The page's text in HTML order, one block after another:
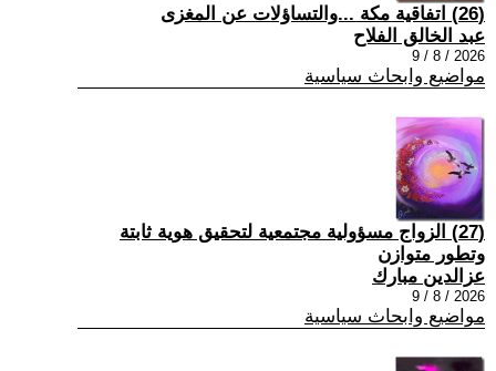
(26) اتفاقية مكة ...والتساؤلات عن المغزى
عبد الخالق الفلاح
2026 / 8 / 9
مواضيع وابحاث سياسية
(27) الزواج مسؤولية مجتمعية لتحقيق هوية ثابتة
وتطور متوازن
عزالدين مبارك
2026 / 8 / 9
مواضيع وابحاث سياسية